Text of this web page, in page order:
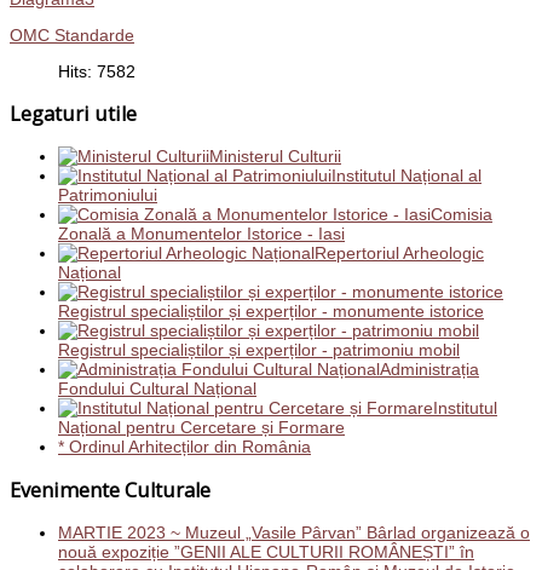
OMC Standarde
Hits: 7582
Legaturi utile
Ministerul Culturii
Institutul Național al
Patrimoniului
Comisia
Zonală a Monumentelor Istorice - Iasi
Repertoriul Arheologic
Național
Registrul specialiștilor și experților - monumente istorice
Registrul specialiștilor și experților - patrimoniu mobil
Administrația
Fondului Cultural Național
Institutul
Național pentru Cercetare și Formare
* Ordinul Arhitecților din România
Evenimente Culturale
MARTIE 2023 ~ Muzeul „Vasile Pârvan” Bârlad organizează o
nouă expoziție ”GENII ALE CULTURII ROMÂNEȘTI” în